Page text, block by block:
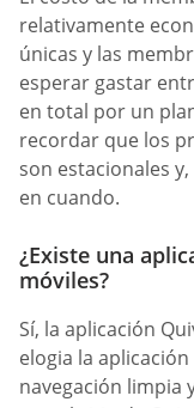
relativamente
únicas y las
esperar gastar
en total por un
recordar que los
son estacionales
en cuando.
¿Existe una
móviles?
Sí, la aplicación
elogia la
navegación limpia